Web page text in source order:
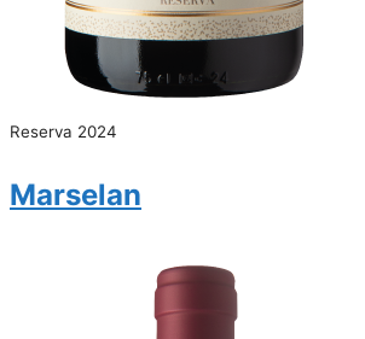
Reserva 2024
Marselan